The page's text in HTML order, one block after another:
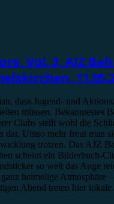
Vol. 3, AJZ
dass Jugend- und
müssen. Bekanntestes
Clubs stellt wohl die
Umso mehr freut man
trotzen. Das AJZ
scheint ein Bilderbuch-
so weit das Auge
heimelige Atmosphäre
Abend treten hier